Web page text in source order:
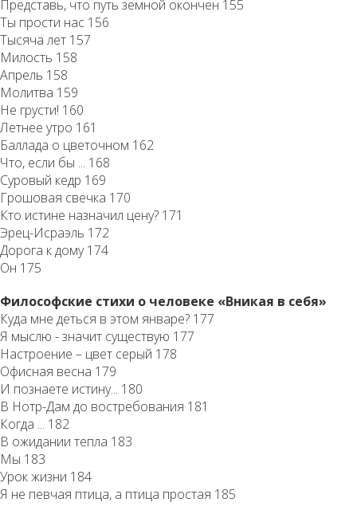
Представь, что путь земной окончен 155
Ты прости нас 156
Тысяча лет 157
Милость 158
Апрель 158
Молитва 159
Не грусти! 160
Летнее утро 161
Баллада о цветочном 162
Что, если бы ... 168
Суровый кедр 169
Грошовая свечка 170
Кто истине назначил цену? 171
Эрец-Исраэль 172
Дорога к дому 174
Он 175
Философские стихи о человеке «Вникая в себя»
Куда мне деться в этом январе? 177
Я мыслю - значит существую 177
Настроение – цвет серый 178
Офисная весна 179
И познаете истину... 180
В Нотр-Дам до востребования 181
Когда ... 182
В ожидании тепла 183
Мы 183
Урок жизни 184
Я не певчая птица, а птица простая 185